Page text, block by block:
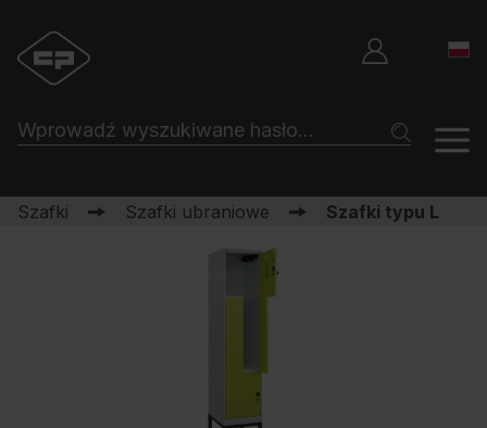
Szafki Szafki ubraniowe Szafki typu L